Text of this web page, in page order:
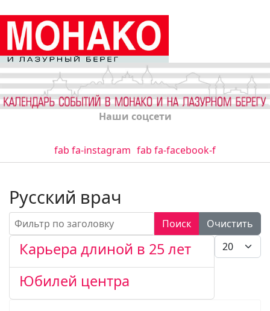
Наши соцсети
fab fa-instagram fab fa-facebook-f
Русский врач
Фильтр по заголовку Поиск
Очистить
Кол-во
Карьера длиной в 25 лет
Юбилей центра